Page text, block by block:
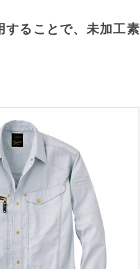
することで、未加工素